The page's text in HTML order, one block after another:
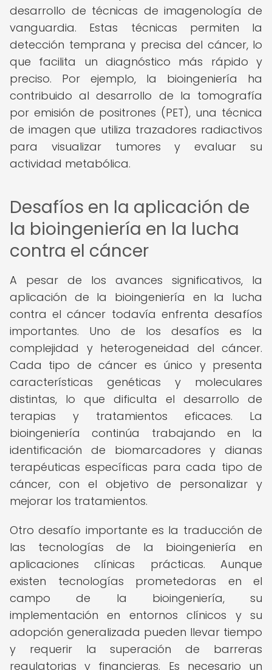
desarrollo de técnicas de imagenología de
vanguardia. Estas técnicas permiten la
detección temprana y precisa del cáncer, lo
que facilita un diagnóstico más rápido y
preciso. Por ejemplo, la bioingeniería ha
contribuido al desarrollo de la tomografía
por emisión de positrones (PET), una técnica
de imagen que utiliza trazadores radiactivos
para visualizar tumores y evaluar su
actividad metabólica.
Desafíos en la aplicación de
la bioingeniería en la lucha
contra el cáncer
A pesar de los avances significativos, la
aplicación de la bioingeniería en la lucha
contra el cáncer todavía enfrenta desafíos
importantes. Uno de los desafíos es la
complejidad y heterogeneidad del cáncer.
Cada tipo de cáncer es único y presenta
características genéticas y moleculares
distintas, lo que dificulta el desarrollo de
terapias y tratamientos eficaces. La
bioingeniería continúa trabajando en la
identificación de biomarcadores y dianas
terapéuticas específicas para cada tipo de
cáncer, con el objetivo de personalizar y
mejorar los tratamientos.
Otro desafío importante es la traducción de
las tecnologías de la bioingeniería en
aplicaciones clínicas prácticas. Aunque
existen tecnologías prometedoras en el
campo de la bioingeniería, su
implementación en entornos clínicos y su
adopción generalizada pueden llevar tiempo
y requerir la superación de barreras
regulatorias y financieras. Es necesario un